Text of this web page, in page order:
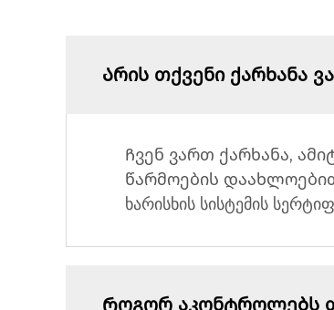
Არის თქვენი ქარხანა
Ჩვენ ვართ ქარხანა,
წარმოების
ხარისხის სისტემის
Როგორ აკონტროლებს